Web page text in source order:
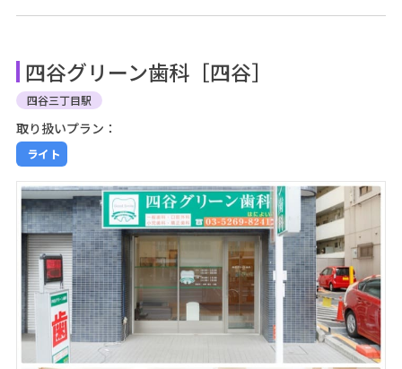
四谷グリーン歯科［四谷］
四谷三丁目駅
取り扱いプラン：
ライト